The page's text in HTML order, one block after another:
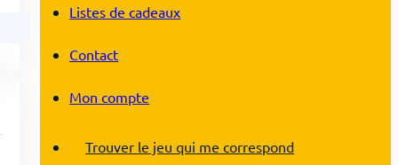
Listes de cadeaux
Contact
Mon compte
Trouver le jeu qui me correspond